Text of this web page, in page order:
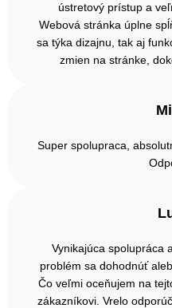
ústretový prístup a
Webová stránka úplne
sa týka dizajnu, tak aj
zmien na stránke,
Super spolupraca,
Vynikajúca spolupráca
problém sa dohodnúť
Čo veľmi oceňujem na
zákazníkovi. Vrelo